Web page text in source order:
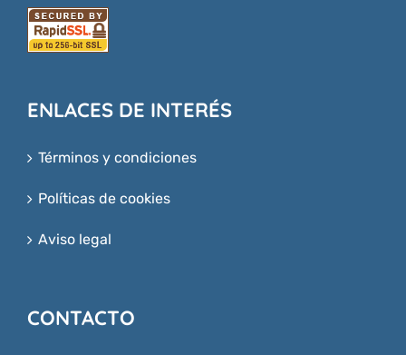
ENLACES DE INTERÉS
Términos y condiciones
Políticas de cookies
Aviso legal
CONTACTO